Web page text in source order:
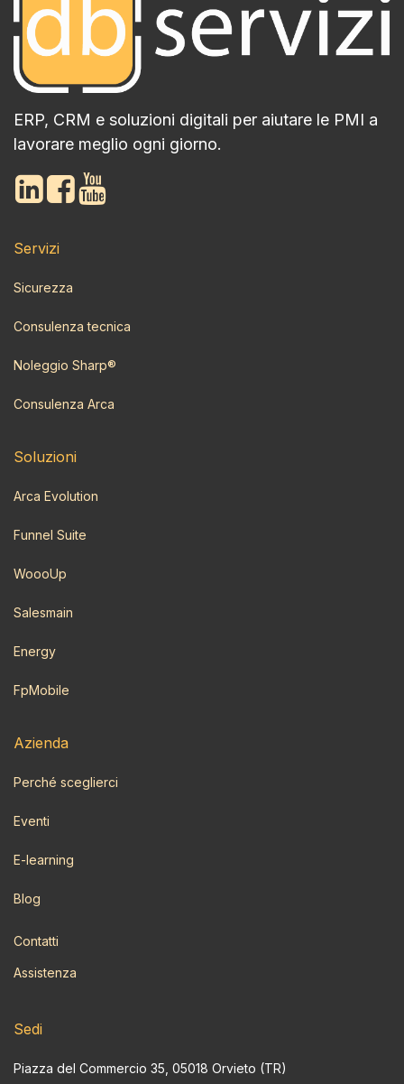
ERP, CRM e soluzioni digitali per aiutare le PMI a
lavorare meglio ogni giorno.
Servizi
Sicurezza
Consulenza tecnica
Noleggio Sharp®
Consulenza Arca
Soluzioni
Arca Evolution
Funnel Suite
WoooUp
Salesmain
Energy
FpMobile
Azi​enda
Perché sceglierci
Eventi
E-learning
Blog
Contatti
Assistenza
Sedi
Piazza del Commercio 35, 05018 Orvieto (TR)